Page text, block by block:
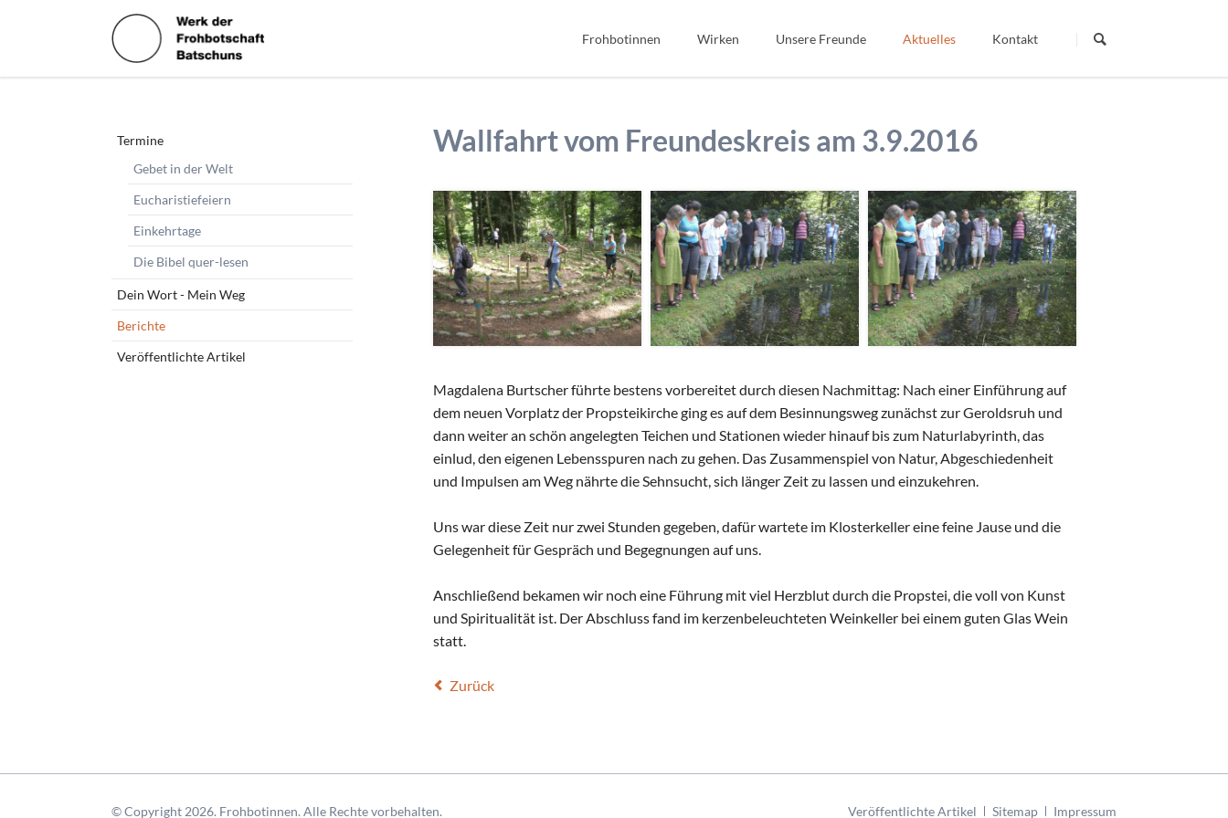
überspringen
Frohbotinnen
Wir Frohbotinnen
Wirken
Fonds Sauerteig
Gastfreundschaft
Interkulturell/Interreligiös
Unsere Freunde Aktuelles
Berichte
Kontakt
Wallfahrt vom Freundeskreis am 3.9.2016
Magdalena Burtscher führte bestens vorbereitet durch diesen Nachmittag: Nach einer Einführung auf
dem neuen Vorplatz der Propsteikirche ging es auf dem Besinnungsweg zunächst zur Geroldsruh und
dann weiter an schön angelegten Teichen und Stationen wieder hinauf bis zum Naturlabyrinth, das
einlud, den eigenen Lebensspuren nach zu gehen. Das Zusammenspiel von Natur, Abgeschiedenheit
und Impulsen am Weg nährte die Sehnsucht, sich länger Zeit zu lassen und einzukehren.
Uns war diese Zeit nur zwei Stunden gegeben, dafür wartete im Klosterkeller eine feine Jause und die
Gelegenheit für Gespräch und Begegnungen auf uns.
Anschließend bekamen wir noch eine Führung mit viel Herzblut durch die Propstei, die voll von Kunst
und Spiritualität ist. Der Abschluss fand im kerzenbeleuchteten Weinkeller bei einem guten Glas Wein
statt.
Zurück
Navigation
Termine
Gebet in der Welt
Eucharistiefeiern
Einkehrtage
Die Bibel quer-lesen
Dein Wort - Mein Weg
Berichte
Veröffentlichte Artikel
© Copyright 2026. Frohbotinnen. Alle Rechte vorbehalten. Navigation
Veröffentlichte Artikel Sitemap Impressum